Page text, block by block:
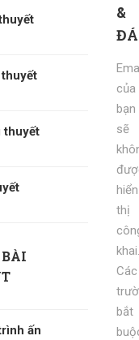
thuyết
ấn
&
của
bạn
sẽ
hiển
thị
khai.
Các
bắt